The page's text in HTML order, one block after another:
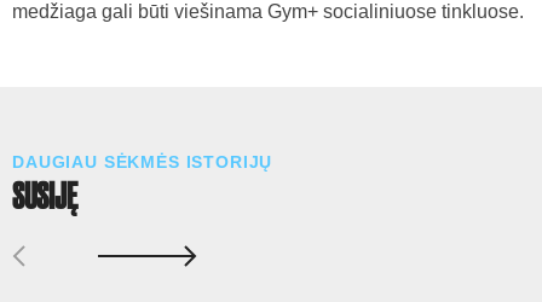
medžiaga gali būti viešinama Gym+ socialiniuose tinkluose.
DAUGIAU SĖKMĖS ISTORIJŲ
SUSIJĘ